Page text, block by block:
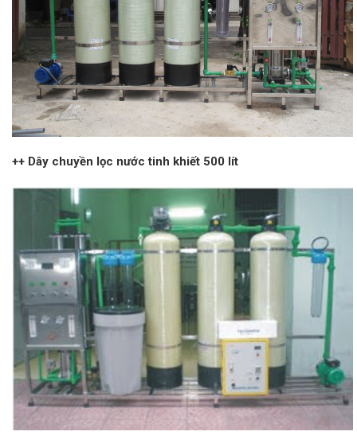
++ Dây chuyền lọc nước tinh khiết 500 lít